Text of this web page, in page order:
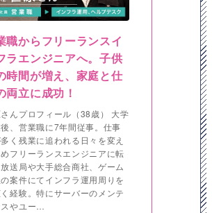
職からフリーランスイ
ラエンジニアへ。子供
時間が増え、家庭と仕
両立に成功！
んプロフィール（38歳） 大学
、営業職に7年間従事。仕事
く残業に追われる日々を変え
フリーランスエンジニアに転
送局や大手総合商社、ゲーム
案件にてインフラ運用周りを
経験。特にサーバーのメンテ
やユー…